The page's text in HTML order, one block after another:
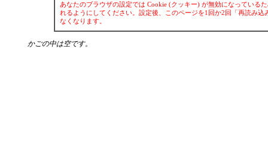
あなたのブラウザの設定では Cookie (クッキー) が無効になっている
れるようにしてください。設定後、このページを1回か2回「再読み
なくなります。
かごの中は空です。